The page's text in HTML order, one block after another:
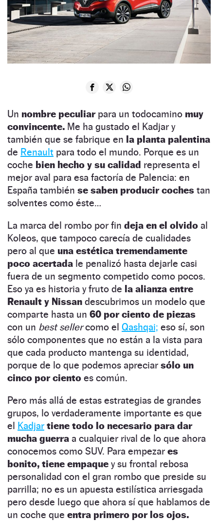
Un nombre peculiarpara un todocamino muy
convincente. Me ha gustado el Kadjar y
también que se fabrique en la planta palentina
de Renault para todo el mundo. Porque es un
coche bien hecho y su calidad representa el
mejor aval para esa factoría de Palencia: en
España también se saben producir coches tan
solventes como éste…
La marca del rombo por fin deja en el olvido al
Koleos, que tampoco carecía de cualidades
pero al que una estética tremendamente
poco acertada le penalizó hasta dejarle casi
fuera de un segmento competido como pocos.
Eso ya es historia y fruto de la alianza entre
Renault y Nissan descubrimos un modelo que
comparte hasta un 60 por ciento de piezas
con un best sellercomo el Qashqai; eso sí, son
sólo componentes que no están a la vista para
que cada producto mantenga su identidad,
porque de lo que podemos apreciar sólo un
cinco por ciento es común.
Pero más allá de estas estrategias de grandes
grupos, lo verdaderamente importante es que
el Kadjar tiene todo lo necesario para dar
mucha guerra a cualquier rival de lo que ahora
conocemos como SUV. Para empezar es
bonito, tiene empaque y su frontal rebosa
personalidad con el gran rombo que preside su
parrilla; no es un apuesta estilística arriesgada
pero desde luego que ahora sí que hablamos de
un coche que entra primero por los ojos.